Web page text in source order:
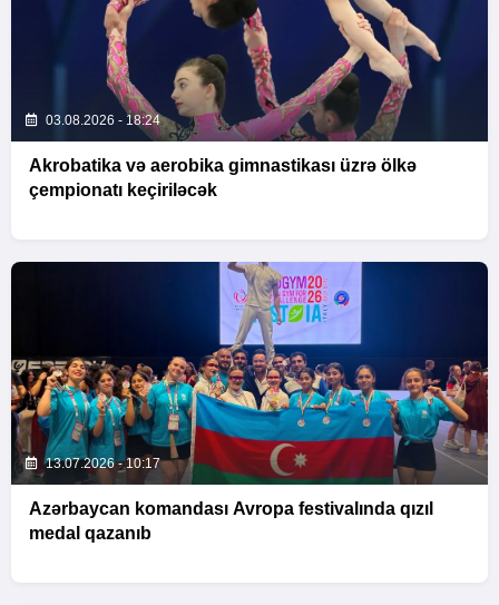
03.08.2026 - 18:24
Akrobatika və aerobika gimnastikası üzrə ölkə
çempionatı keçiriləcək
13.07.2026 - 10:17
Azərbaycan komandası Avropa festivalında qızıl
medal qazanıb